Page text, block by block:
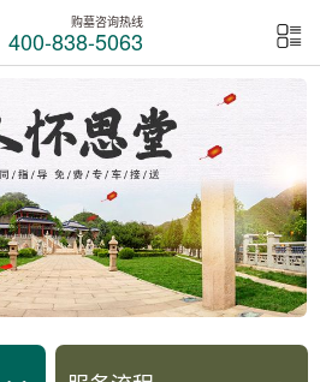
购墓咨询热线
400-838-5063